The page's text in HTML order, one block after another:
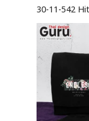
30-11-542